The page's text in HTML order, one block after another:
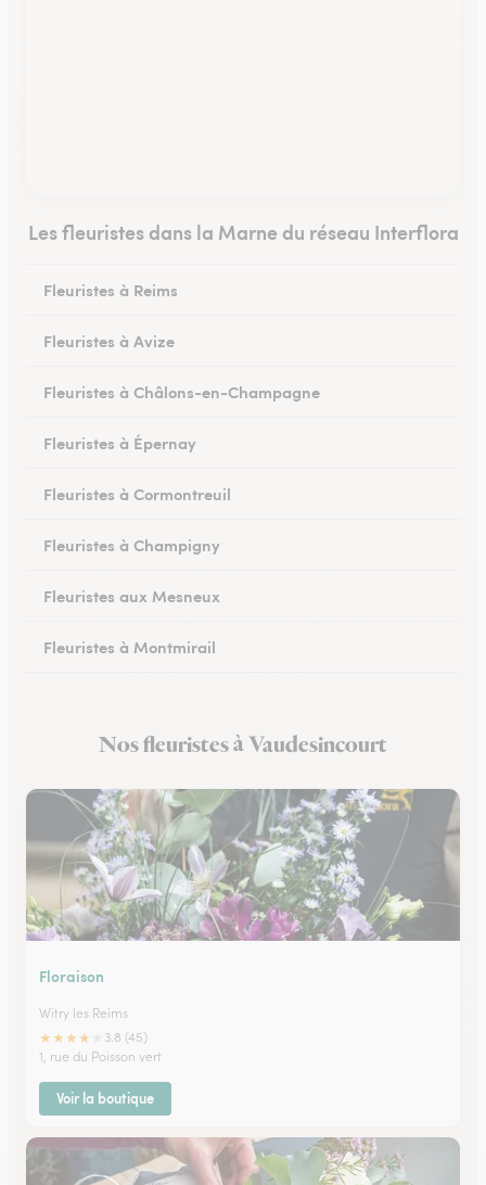
Les fleuristes dans la Marne du réseau Interflora
Fleuristes à Reims
Fleuristes à Avize
Fleuristes à Châlons-en-Champagne
Fleuristes à Épernay
Fleuristes à Cormontreuil
Fleuristes à Champigny
Fleuristes aux Mesneux
Fleuristes à Montmirail
Fleuristes à Vitry-le-François
Nos fleuristes à Vaudesincourt
Floraison
Witry les Reims
★★★★
3.8 (45)
1, rue du Poisson vert
Voir la boutique